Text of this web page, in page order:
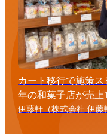
カート移行で施策
年の和菓子店が売上
伊藤軒（株式会社 伊藤